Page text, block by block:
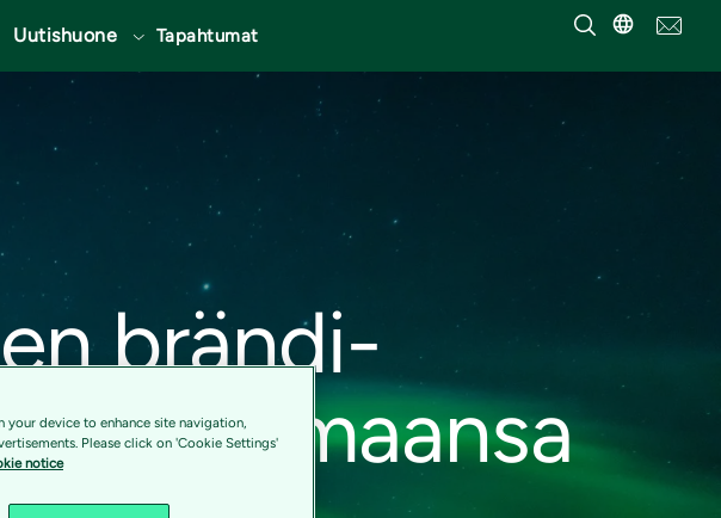
Uutishuone Tapahtumat
brändi-
asemaansa
your device to enhance site navigation,
Please click on 'Cookie Settings'
notice